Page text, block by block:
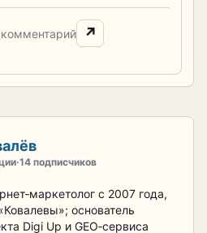
комментарий ↗
·14 подписчиков
с 2007 года,
основатель
Digi Up и GEO‑сервиса